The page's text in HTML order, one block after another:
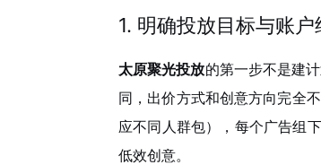
1. 明确投放目标与账户
太原聚光投放的第一步不是建
同，出价方式和创意方向完全
应不同人群包），每个广告组
低效创意。